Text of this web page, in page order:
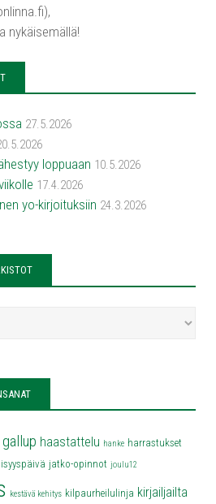
nykäisemällä!
27.5.2026
loppuaan 10.5.2026
17.4.2026
yo-kirjoituksiin 24.3.2026
gallup haastattelu hanke harrastukset
jatko-opinnot joulu12
kestävä kehitys kilpaurheilulinja kirjailjailta